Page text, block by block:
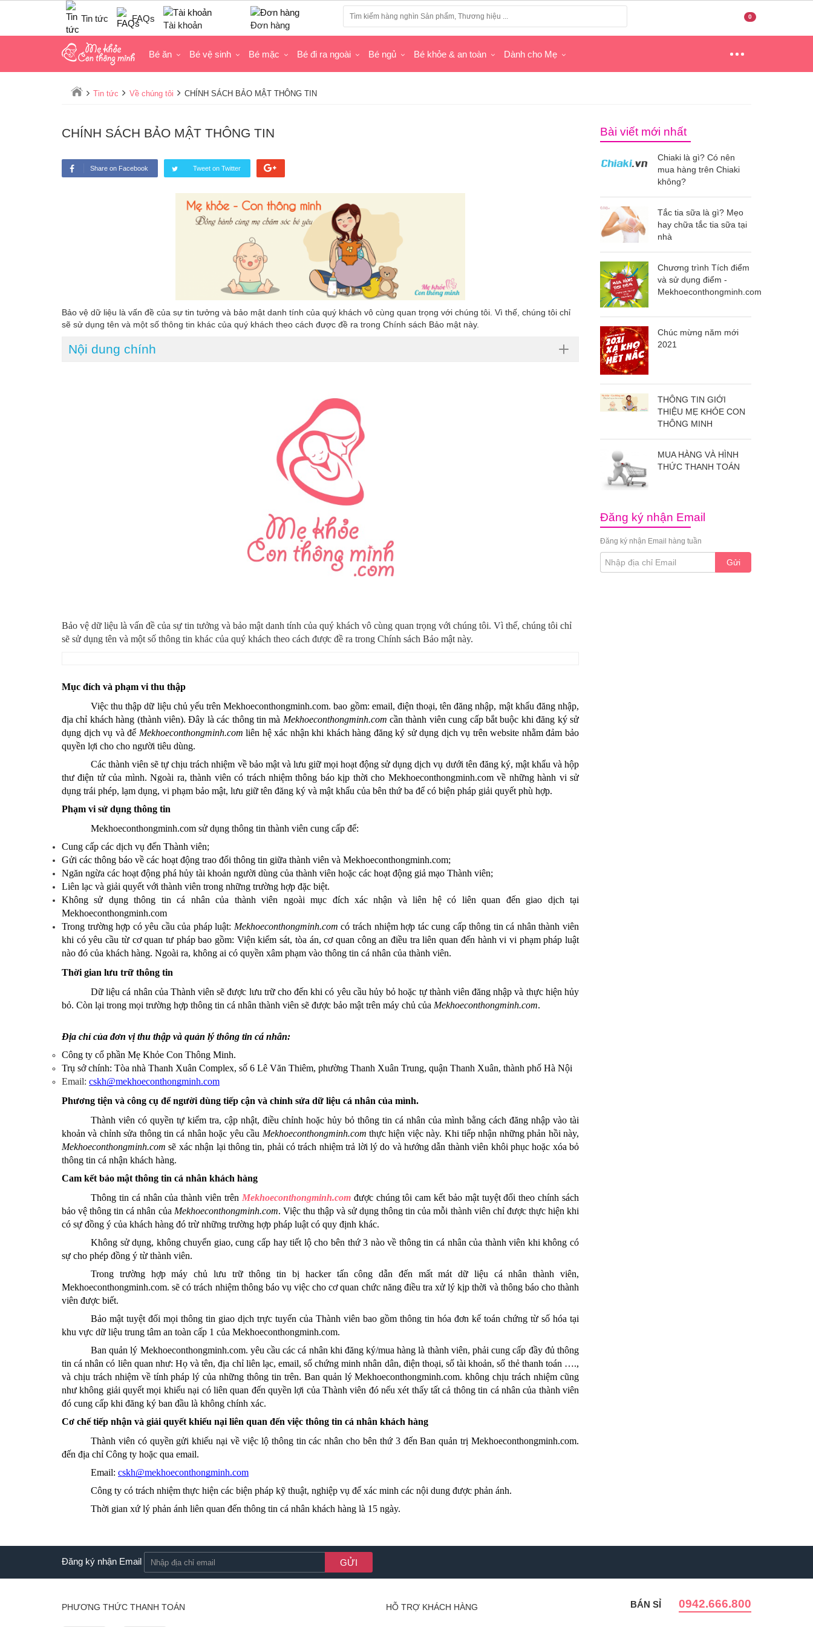
Tin tức FAQs
Tài khoản Đơn hàng
0
Bé ăn Bé vệ sinh Bé mặc Bé đi ra ngoài Bé ngủ Bé khỏe & an toàn Dành cho Mẹ
Tin tức Về chúng tôi CHÍNH SÁCH BẢO MẬT THÔNG TIN
CHÍNH SÁCH BẢO MẬT THÔNG TIN
Share on Facebook Tweet on Twitter
Bảo vệ dữ liệu là vấn đề của sự tin tưởng và bảo mật danh tính của quý khách vô cùng quan trọng với chúng tôi. Vì thế, chúng tôi chỉ
sẽ sử dụng tên và một số thông tin khác của quý khách theo cách được đề ra trong Chính sách Bảo mật này.
Nội dung chính
Bảo vệ dữ liệu là vấn đề của sự tin tưởng và bảo mật danh tính của quý khách vô cùng quan trọng với chúng tôi. Vì thế, chúng tôi chỉ
sẽ sử dụng tên và một số thông tin khác của quý khách theo cách được đề ra trong Chính sách Bảo mật này.
Mục đích và phạm vi thu thập
Việc thu thập dữ liệu chủ yếu trên Mekhoeconthongminh.com. bao gồm: email, điện thoại, tên đăng nhập, mật khẩu đăng nhập,
địa chỉ khách hàng (thành viên). Đây là các thông tin mà Mekhoeconthongminh.com cần thành viên cung cấp bắt buộc khi đăng ký sử
dụng dịch vụ và để Mekhoeconthongminh.com liên hệ xác nhận khi khách hàng đăng ký sử dụng dịch vụ trên website nhằm đảm bảo
quyền lợi cho cho người tiêu dùng.
Các thành viên sẽ tự chịu trách nhiệm về bảo mật và lưu giữ mọi hoạt động sử dụng dịch vụ dưới tên đăng ký, mật khẩu và hộp
thư điện tử của mình. Ngoài ra, thành viên có trách nhiệm thông báo kịp thời cho Mekhoeconthongminh.com về những hành vi sử
dụng trái phép, lạm dụng, vi phạm bảo mật, lưu giữ tên đăng ký và mật khẩu của bên thứ ba để có biện pháp giải quyết phù hợp.
Phạm vi sử dụng thông tin
Mekhoeconthongminh.com sử dụng thông tin thành viên cung cấp để:
Cung cấp các dịch vụ đến Thành viên;
Gửi các thông báo về các hoạt động trao đổi thông tin giữa thành viên và Mekhoeconthongminh.com;
Ngăn ngừa các hoạt động phá hủy tài khoản người dùng của thành viên hoặc các hoạt động giả mạo Thành viên;
Liên lạc và giải quyết với thành viên trong những trường hợp đặc biệt.
Mekhoeconthongminh.com
Trong trường hợp có yêu cầu của pháp luật: Mekhoeconthongminh.com có trách nhiệm hợp tác cung cấp thông tin cá nhân thành viên
khi có yêu cầu từ cơ quan tư pháp bao gồm: Viện kiểm sát, tòa án, cơ quan công an điều tra liên quan đến hành vi vi phạm pháp luật
nào đó của khách hàng. Ngoài ra, không ai có quyền xâm phạm vào thông tin cá nhân của thành viên.
Thời gian lưu trữ thông tin
Dữ liệu cá nhân của Thành viên sẽ được lưu trữ cho đến khi có yêu cầu hủy bỏ hoặc tự thành viên đăng nhập và thực hiện hủy
bỏ. Còn lại trong mọi trường hợp thông tin cá nhân thành viên sẽ được bảo mật trên máy chủ của Mekhoeconthongminh.com.
Địa chỉ của đơn vị thu thập và quản lý thông tin cá nhân:
Công ty cổ phần Mẹ Khỏe Con Thông Minh.
Trụ sở chính: Tòa nhà Thanh Xuân Complex, số 6 Lê Văn Thiêm, phường Thanh Xuân Trung, quận Thanh Xuân, thành phố Hà Nội
Email: cskh@mekhoeconthongminh.com
Phương tiện và công cụ để người dùng tiếp cận và chỉnh sửa dữ liệu cá nhân của mình.
Thành viên có quyền tự kiểm tra, cập nhật, điều chỉnh hoặc hủy bỏ thông tin cá nhân của mình bằng cách đăng nhập vào tài
khoản và chỉnh sửa thông tin cá nhân hoặc yêu cầu Mekhoeconthongminh.com
Mekhoeconthongminh.com sẽ xác nhận lại thông tin, phải có trách nhiệm trả lời lý do và hướng dẫn thành viên khôi phục hoặc xóa bỏ
thông tin cá nhận khách hàng.
Cam kết bảo mật thông tin cá nhân khách hàng
Thông tin cá nhân của thành viên trên Mekhoeconthongminh.com được chúng tôi cam kết bảo mật tuyệt đối theo chính sách
bảo vệ thông tin cá nhân của Mekhoeconthongminh.com. Việc thu thập và sử dụng thông tin của mỗi thành viên chỉ được thực hiện khi
có sự đồng ý của khách hàng đó trừ những trường hợp pháp luật có quy định khác.
Không sử dụng, không chuyển giao, cung cấp hay tiết lộ cho bên thứ 3 nào về thông tin cá nhân của thành viên khi không có
sự cho phép đồng ý từ thành viên.
Mekhoeconthongminh.com. sẽ có trách nhiệm thông báo vụ việc cho cơ quan chức năng điều tra xử lý kịp thời và thông báo cho thành
viên được biết.
Bảo mật tuyệt đối mọi thông tin giao dịch trực tuyến của Thành viên bao gồm thông tin hóa đơn kế toán chứng từ số hóa tại
khu vực dữ liệu trung tâm an toàn cấp 1 của Mekhoeconthongminh.com.
Ban quản lý Mekhoeconthongminh.com. yêu cầu các cá nhân khi đăng ký/mua hàng là thành viên, phải cung cấp đầy đủ thông
tin cá nhân có liên quan như: Họ và tên, địa chỉ liên lạc, email, số chứng minh nhân dân, điện thoại, số tài khoản, số thẻ thanh toán ….,
và chịu trách nhiệm về tính pháp lý của những thông tin trên. Ban quản lý Mekhoeconthongminh.com. không chịu trách nhiệm cũng
như không giải quyết mọi khiếu nại có liên quan đến quyền lợi của Thành viên đó nếu xét thấy tất cả thông tin cá nhân của thành viên
đó cung cấp khi đăng ký ban đầu là không chính xác.
Cơ chế tiếp nhận và giải quyết khiếu nại liên quan đến việc thông tin cá nhân khách hàng
Thành viên có quyền gửi khiếu nại về việc lộ thông tin các nhân cho bên thứ 3 đến Ban quản trị Mekhoeconthongminh.com.
đến địa chỉ Công ty hoặc qua email.
Email: cskh@mekhoeconthongminh.com
Công ty có trách nhiệm thực hiện các biện pháp kỹ thuật, nghiệp vụ để xác minh các nội dung được phản ánh.
Thời gian xứ lý phản ánh liên quan đến thông tin cá nhân khách hàng là 15 ngày.
Bài viết mới nhất
Chiaki là gì? Có nên
mua hàng trên Chiaki
không?
Tắc tia sữa là gì? Mẹo
hay chữa tắc tia sữa tại
nhà
Chương trình Tích điểm
và sử dụng điểm -
Mekhoeconthongminh.com
Chúc mừng năm mới
2021
THÔNG TIN GIỚI
THIỆU MẸ KHỎE CON
THÔNG MINH
MUA HÀNG VÀ HÌNH
THỨC THANH TOÁN
Đăng ký nhận Email
Đăng ký nhận Email hàng tuần
Gửi
Đăng ký nhận Email
PHƯƠNG THỨC THANH TOÁN HỖ TRỢ KHÁCH HÀNG BÁN SỈ 0942.666.800